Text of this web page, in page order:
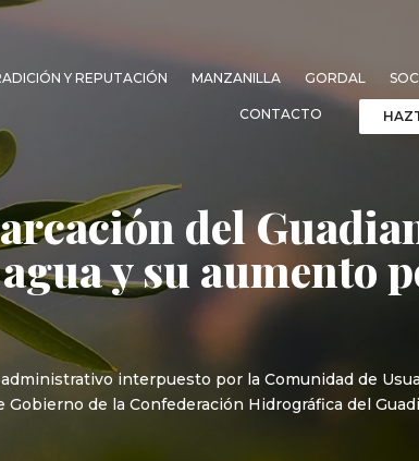
Y REPUTACIÓN MANZANILLA GORDAL
CONTACTO
del
y su aumento
interpuesto por la Comunidad de
de la Confederación Hidrográfica del